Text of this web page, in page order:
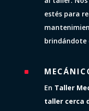
estés para
brindándote
^
En Taller
taller cerca